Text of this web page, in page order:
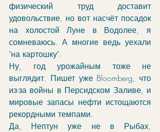
физический труд доставит
удовольствие, но вот насчёт посадок
на холостой Луне в Водолее, я
сомневаюсь. А многие ведь уехали
"на картошку".
Ну, год урожайным тоже не
выглядит. Пишет уже Bloomberg, что
из-за войны в Персидском Заливе, и
мировые запасы нефти истощаются
рекордными темпами.
Да, Нептун уже не в Рыбах,